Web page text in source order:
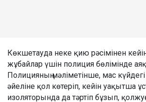
Көкшетауда неке қию рәсімінен
жұбайлар үшін полиция бөлімінде
Полицияның мәліметінше, мас күйдегі
әйеліне қол көтеріп, кейін уақытша
изоляторында да тәртіп бұзып,